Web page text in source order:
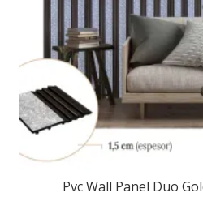
Pvc Wall Panel Duo